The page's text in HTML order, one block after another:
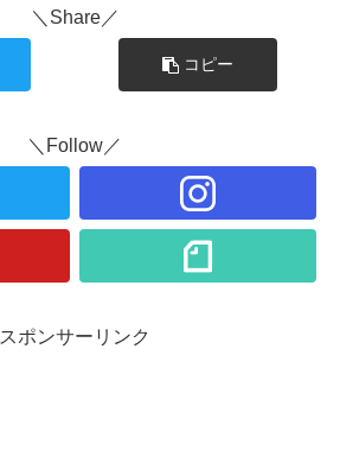
＼Share／
コピー
＼Follow／
スポンサーリンク